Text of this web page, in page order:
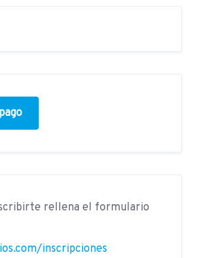
rellena el formulario
inscripciones